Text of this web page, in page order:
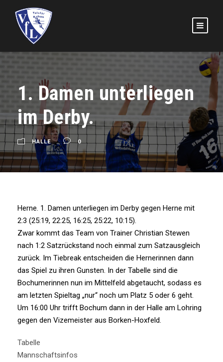
1. Damen unterliegen
im Derby.
HALLE 0
Herne. 1. Damen unterliegen im Derby gegen Herne mit
2:3 (25:19, 22:25, 16:25, 25:22, 10:15).
Zwar kommt das Team von Trainer Christian Stewen
nach 1:2 Satzrückstand noch einmal zum Satzausgleich
zurück. Im Tiebreak entscheiden die Hernerinnen dann
das Spiel zu ihren Gunsten. In der Tabelle sind die
Bochumerinnen nun im Mittelfeld abgetaucht, sodass es
am letzten Spieltag „nur“ noch um Platz 5 oder 6 geht.
Um 16:00 Uhr trifft Bochum dann in der Halle am Lohring
gegen den Vizemeister aus Borken-Hoxfeld.
Tabelle
Mannschaftsinfos